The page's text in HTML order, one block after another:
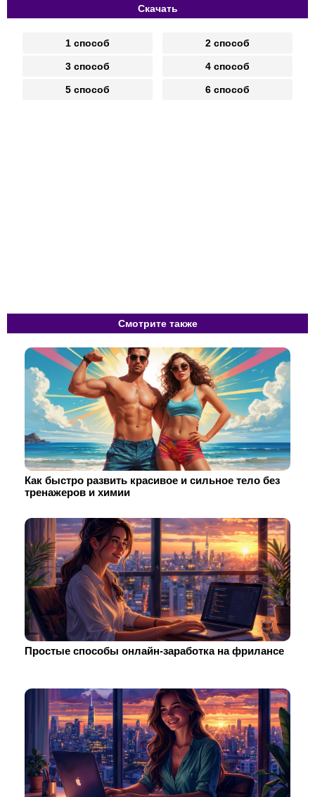
Скачать
1 способ 2 способ
3 способ 4 способ
5 способ 6 способ
Смотрите также
Как быстро развить красивое и сильное тело без
тренажеров и химии
Простые способы онлайн-заработка на фрилансе